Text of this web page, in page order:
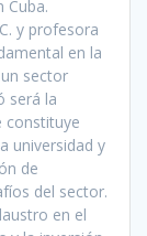
Cuba.
y profesora
en la
sector
será la
constituye
universidad y
de
del sector.
en el